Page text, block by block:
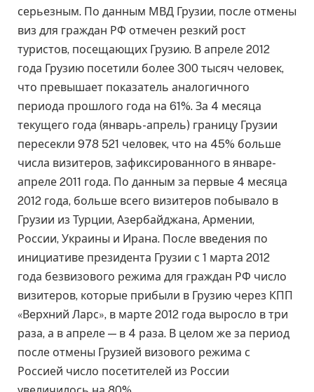
серьезным. По данным МВД Грузии, после отмены
виз для граждан РФ отмечен резкий рост
туристов, посещающих Грузию. В апреле 2012
года Грузию посетили более 300 тысяч человек,
что превышает показатель аналогичного
периода прошлого года на 61%. За 4 месяца
текущего года (январь-апрель) границу Грузии
пересекли 978 521 человек, что на 45% больше
числа визитеров, зафиксированного в январе-
апреле 2011 года. По данным за первые 4 месяца
2012 года, больше всего визитеров побывало в
Грузии из Турции, Азербайджана, Армении,
России, Украины и Ирана. После введения по
инициативе президента Грузии с 1 марта 2012
года безвизового режима для граждан РФ число
визитеров, которые прибыли в Грузию через КПП
«Верхний Ларс», в марте 2012 года выросло в три
раза, а в апреле — в 4 раза. В целом же за период
после отмены Грузией визового режима с
Россией число посетителей из России